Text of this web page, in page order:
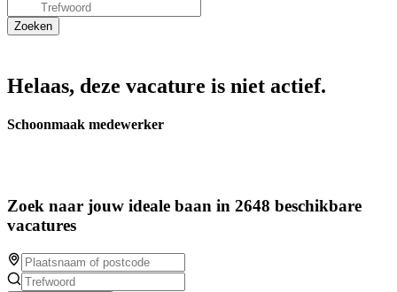
Helaas, deze vacature is niet actief.
Schoonmaak medewerker
Zoek naar jouw ideale baan in 2648 beschikbare
vacatures